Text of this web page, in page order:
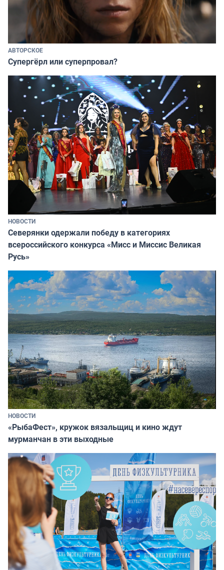
АВТОРСКОЕ
Супергёрл или суперпровал?
НОВОСТИ
Северянки одержали победу в категориях
всероссийского конкурса «Мисс и Миссис Великая
Русь»
НОВОСТИ
«РыбаФест», кружок вязальщиц и кино ждут
мурманчан в эти выходные